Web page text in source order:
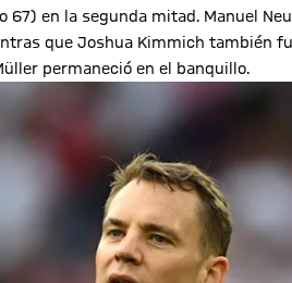
en la segunda mitad. Manuel
que Joshua Kimmich también
permaneció en el banquillo.